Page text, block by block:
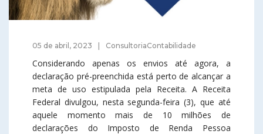
05 de abril, 2023 ConsultoriaContabilidade
Considerando apenas os envios até agora, a
declaração pré-preenchida está perto de alcançar a
meta de uso estipulada pela Receita. A Receita
Federal divulgou, nesta segunda-feira (3), que até
aquele momento mais de 10 milhões de
declarações do Imposto de Renda Pessoa